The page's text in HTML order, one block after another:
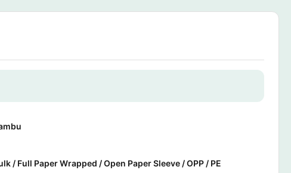
/ Full Paper Wrapped / Open Paper Sleeve / OPP / PE